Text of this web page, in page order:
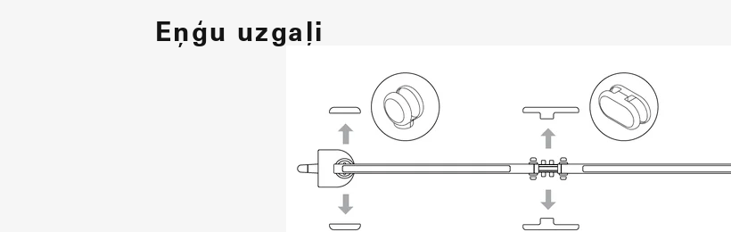
Eņģu uzgaļi